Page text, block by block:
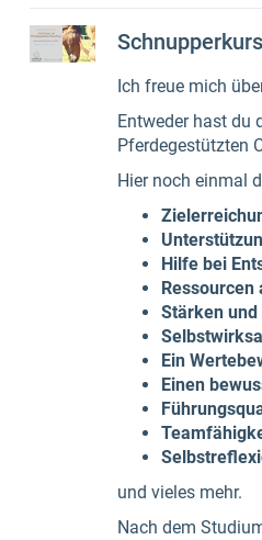
Ich freue mich
Entweder hast du
Pferdegestützten
Hier noch einmal
Hilfe bei
Ressourcen
Stärken
Ein
Einen
und vieles mehr.
Nach dem